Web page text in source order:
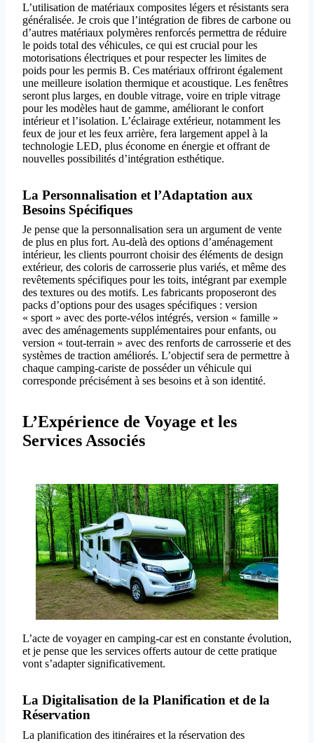
L’utilisation de matériaux composites légers et résistants sera
généralisée. Je crois que l’intégration de fibres de carbone ou
d’autres matériaux polymères renforcés permettra de réduire
le poids total des véhicules, ce qui est crucial pour les
motorisations électriques et pour respecter les limites de
poids pour les permis B. Ces matériaux offriront également
une meilleure isolation thermique et acoustique. Les fenêtres
seront plus larges, en double vitrage, voire en triple vitrage
pour les modèles haut de gamme, améliorant le confort
intérieur et l’isolation. L’éclairage extérieur, notamment les
feux de jour et les feux arrière, fera largement appel à la
technologie LED, plus économe en énergie et offrant de
nouvelles possibilités d’intégration esthétique.
La Personnalisation et l’Adaptation aux
Besoins Spécifiques
Je pense que la personnalisation sera un argument de vente
de plus en plus fort. Au-delà des options d’aménagement
intérieur, les clients pourront choisir des éléments de design
extérieur, des coloris de carrosserie plus variés, et même des
revêtements spécifiques pour les toits, intégrant par exemple
des textures ou des motifs. Les fabricants proposeront des
packs d’options pour des usages spécifiques : version
« sport » avec des porte-vélos intégrés, version « famille »
avec des aménagements supplémentaires pour enfants, ou
version « tout-terrain » avec des renforts de carrosserie et des
systèmes de traction améliorés. L’objectif sera de permettre à
chaque camping-cariste de posséder un véhicule qui
corresponde précisément à ses besoins et à son identité.
L’Expérience de Voyage et les
Services Associés
L’acte de voyager en camping-car est en constante évolution,
et je pense que les services offerts autour de cette pratique
vont s’adapter significativement.
La Digitalisation de la Planification et de la
Réservation
La planification des itinéraires et la réservation des